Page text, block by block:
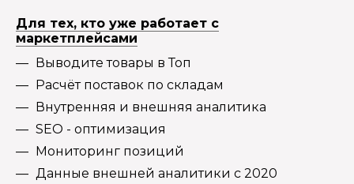
Для тех, кто уже работает с
маркетплейсами
Выводите товары в Топ
Расчёт поставок по складам
Внутренняя и внешняя аналитика
SEO - оптимизация
Мониторинг позиций
Данные внешней аналитики с 2020